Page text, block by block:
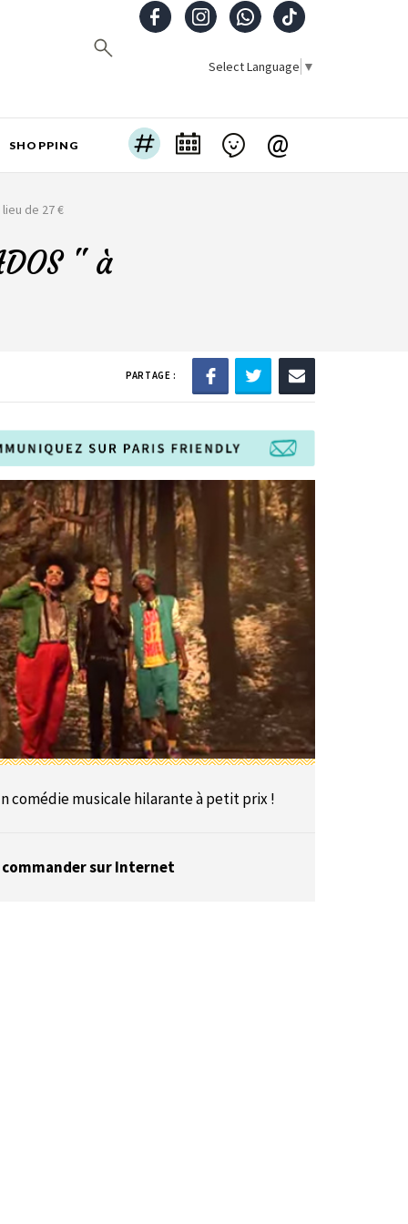
Select Language ▼
SHOPPING @
de 27 €
" à
PARTAGE :
comédie musicale hilarante à petit prix !
commander sur Internet